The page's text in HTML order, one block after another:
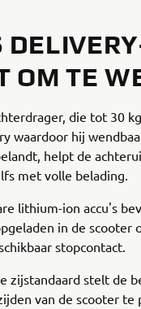
OM TE
die tot 30
waardoor hij
helpt de
met volle belading.
lithium-ion accu's
in de
stopcontact.
zijstandaard stelt de
van de scooter